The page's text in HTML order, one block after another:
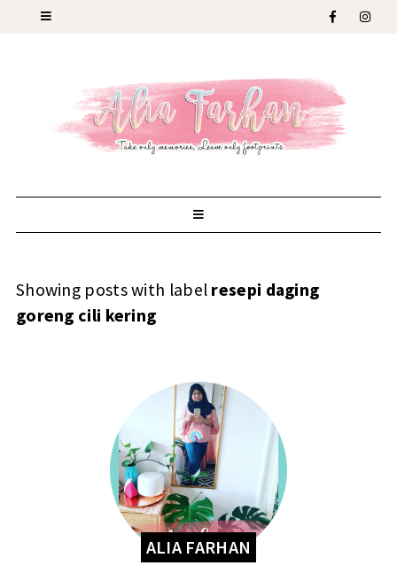
Showing posts with label resepi daging
goreng cili kering
ALIA FARHAN